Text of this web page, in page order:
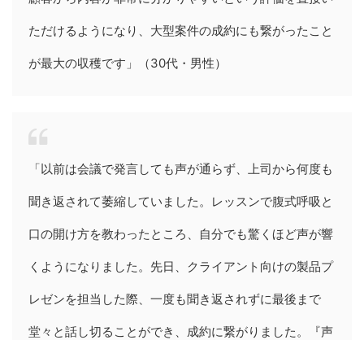
ただけるようになり、大型案件の成約にも繋がったこと
が最大の収穫です」（30代・男性）
「以前は会議で発言しても声が通らず、上司から何度も
聞き返されて萎縮していました。レッスンで腹式呼吸と
口の開け方を教わったところ、自分でも驚くほど声が響
くようになりました。先日、クライアント向けの製品プ
レゼンを担当した際、一度も聞き返されずに最後まで
堂々と話し切ることができ、成約に繋がりました。『声